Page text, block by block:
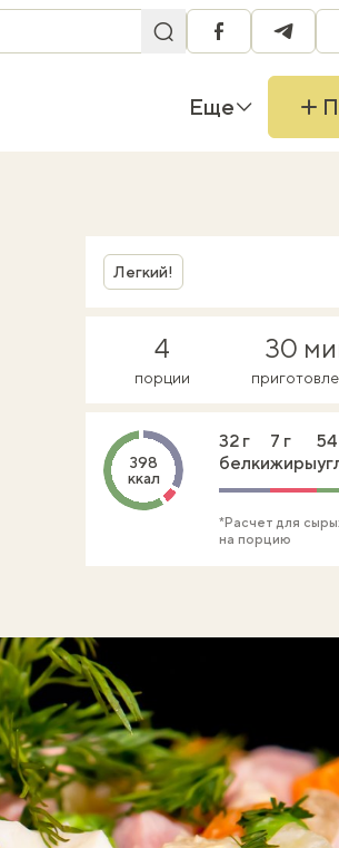
facebook
Еще
Легкий!
4
порции
30
398
ккал
32 г
белки
7 г
жиры
54
*Расчет для
на порцию